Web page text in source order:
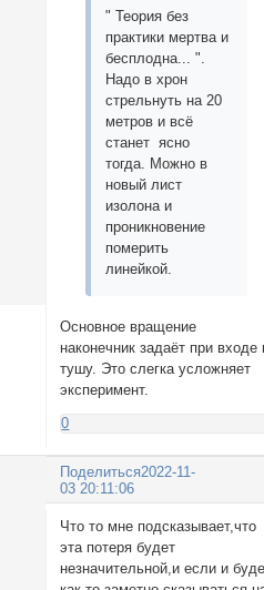
" Теория без
практики мертва и
бесплодна... ".
Надо в хрон
стрельнуть на 20
метров и всё
станет ясно
тогда. Можно в
новый лист
изолона и
проникновение
померить
линейкой.
Основное вращение
наконечник задаёт при входе
тушу. Это слегка усложняет
эксперимент.
0
Поделиться2022-11-
03 20:11:06
Что то мне подсказывает,что
эта потеря будет
незначительной,и если и